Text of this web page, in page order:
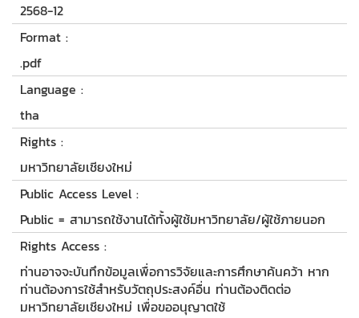
2568-12
Format :
.pdf
Language :
tha
Rights :
มหาวิทยาลัยเชียงใหม่
Public Access Level :
Public = สามารถใช้งานได้ทั้งผู้ใช้มหาวิทยาลัย/ผู้ใช้ภายนอก
Rights Access :
ท่านอาจจะบันทึกข้อมูลเพื่อการวิจัยและการศึกษาค้นคว้า หาก
ท่านต้องการใช้สำหรับวัตถุประสงค์อื่น ท่านต้องติดต่อ
มหาวิทยาลัยเชียงใหม่ เพื่อขออนุญาตใช้